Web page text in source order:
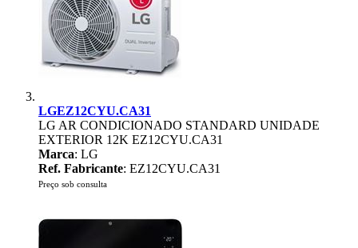
LGEZ12CYU.CA31
LG AR CONDICIONADO STANDARD UNIDADE
EXTERIOR 12K EZ12CYU.CA31
Marca: LG
Ref. Fabricante: EZ12CYU.CA31
Preço sob consulta